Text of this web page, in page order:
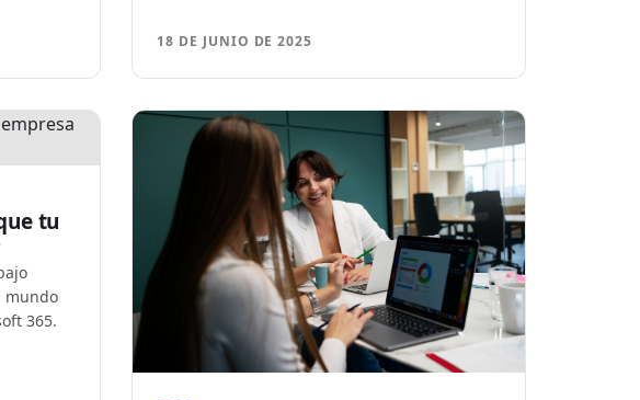
18 DE JUNIO DE 2025
tu
mundo
365.